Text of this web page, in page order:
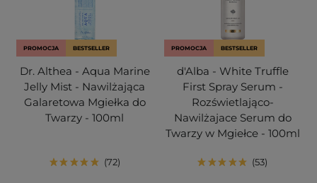
PROMOCJA BESTSELLER
Dr. Althea - Aqua Marine
Jelly Mist - Nawilżająca
Galaretowa Mgiełka do
Twarzy - 100ml
72
PROMOCJA BESTSELLER
d'Alba - White Truffle
First Spray Serum -
Rozświetlająco-
Nawilżajace Serum do
Twarzy w Mgiełce - 100ml
53